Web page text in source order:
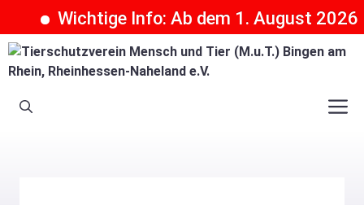
Wichtige Info: Ab dem 1. August
Zum
Inhalt
springen